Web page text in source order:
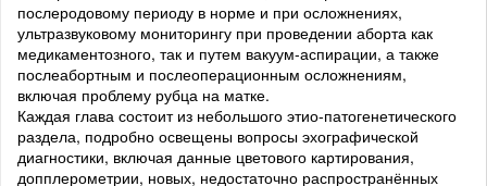
послеродовому периоду в норме и при осложнениях,
ультразвуковому мониторингу при проведении аборта как
медикаментозного, так и путем вакуум-аспирации, а также
послеабортным и послеоперационным осложнениям,
включая проблему рубца на матке.
Каждая глава состоит из небольшого этио-патогенетического
раздела, подробно освещены вопросы эхографической
диагностики, включая данные цветового картирования,
допплерометрии, новых, недостаточно распространённых